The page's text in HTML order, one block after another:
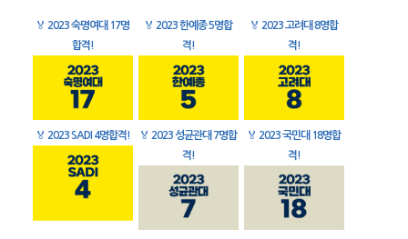
🏅 2023 숙명여대 17명
합격!
🏅 2023 한예종 5명합
격!
🏅 2023 고려대 8명합
격!
🏅 2023 SADI 4명합격! 🏅 2023 성균관대 7명합
격!
🏅 2023 국민대 18명합
격!